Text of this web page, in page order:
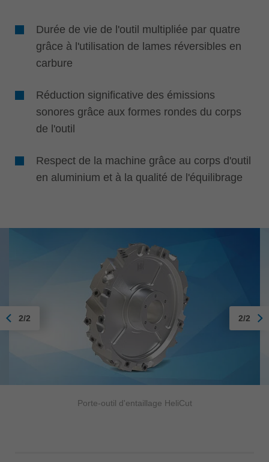
Durée de vie de l'outil multipliée par quatre
grâce à l'utilisation de lames réversibles en
carbure
Réduction significative des émissions
sonores grâce aux formes rondes du corps
de l'outil
Respect de la machine grâce au corps d'outil
en aluminium et à la qualité de l'équilibrage
Porte-outil d'entaillage HeliCut
2/2 2/2